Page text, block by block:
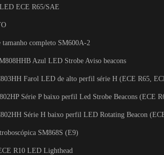
ECE R65/SAE
tamanho completo SM600A-2
Azul LED Strobe Aviso beacons
Farol LED de alto perfil série H (ECE R65,
Série P baixo perfil Led Strobe Beacons (ECE
Série H baixo perfil LED Rotating Beacon
SM868S (E9)
R10 LED Lighthead